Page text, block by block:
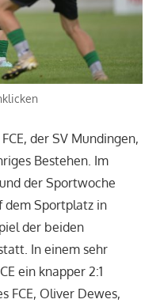
der SV Mundingen,
Bestehen. Im
der Sportwoche
dem Sportplatz in
der beiden
In einem sehr
ein knapper 2:1
FCE, Oliver Dewes,